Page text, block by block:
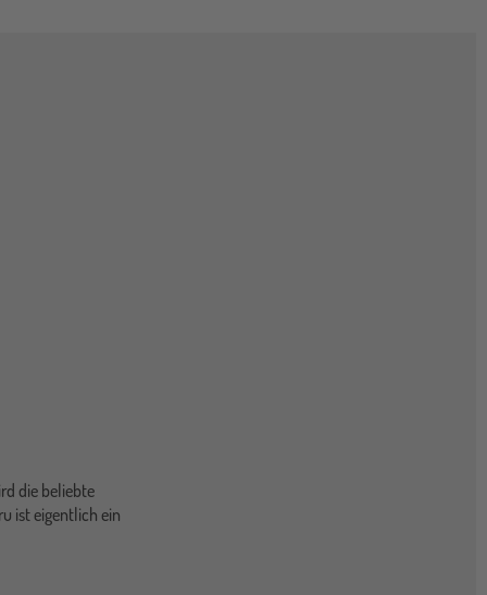
die beliebte
ist eigentlich ein